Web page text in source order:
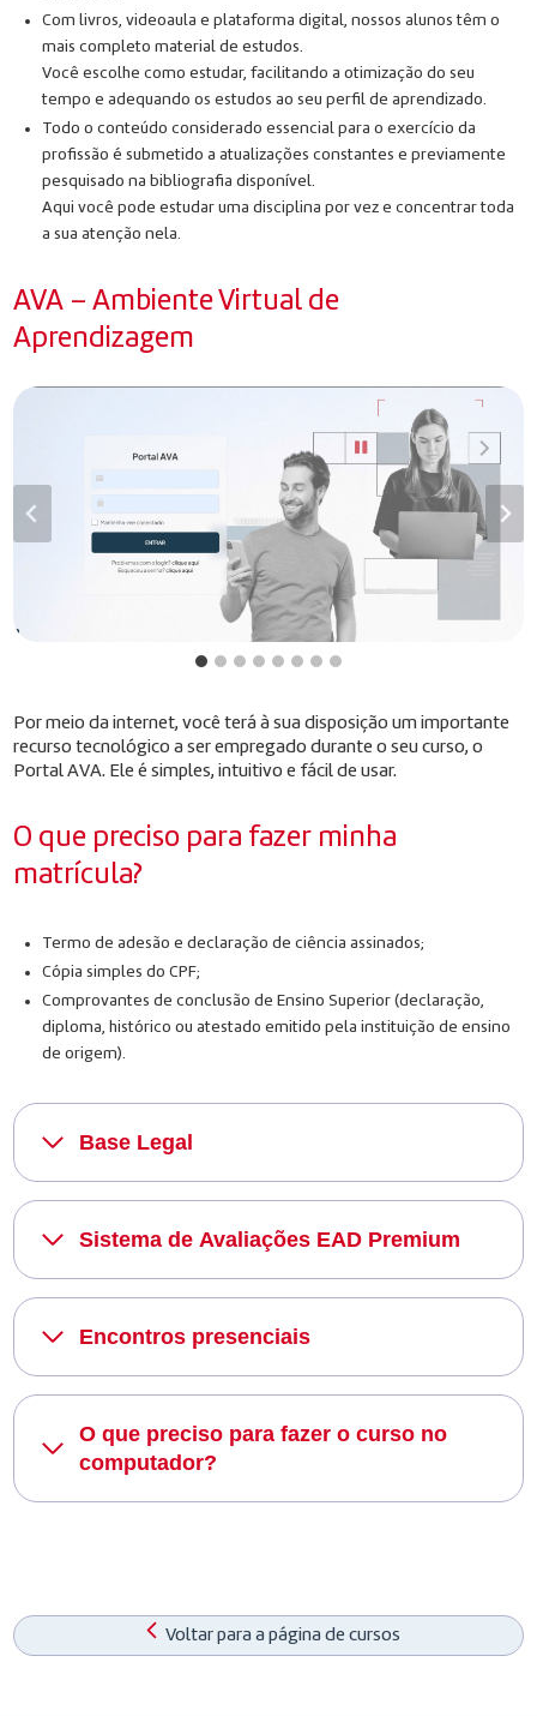
Com livros, videoaula e plataforma digital, nossos alunos têm o
mais completo material de estudos.
Você escolhe como estudar, facilitando a otimização do seu
tempo e adequando os estudos ao seu perfil de aprendizado.
Todo o conteúdo considerado essencial para o exercício da
profissão é submetido a atualizações constantes e previamente
pesquisado na bibliografia disponível.
Aqui você pode estudar uma disciplina por vez e concentrar toda
a sua atenção nela.
AVA – Ambiente Virtual de
Aprendizagem
Por meio da internet, você terá à sua disposição um importante
recurso tecnológico a ser empregado durante o seu curso, o
Portal AVA. Ele é simples, intuitivo e fácil de usar.
O que preciso para fazer minha
matrícula?
Termo de adesão e declaração de ciência assinados;
Cópia simples do CPF;
Comprovantes de conclusão de Ensino Superior (declaração,
diploma, histórico ou atestado emitido pela instituição de ensino
de origem).
Base Legal
Sistema de Avaliações EAD Premium
Encontros presenciais
O que preciso para fazer o curso no
computador?
Voltar para a página de cursos